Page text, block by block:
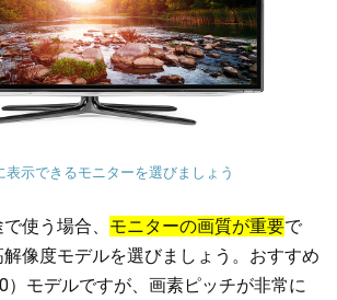
示できるモニターを選びましょう
使う場合、 モニターの画質が重要で
像度モデルを選びましょう。おすすめ
）モデルですが、画素ピッチが非常に